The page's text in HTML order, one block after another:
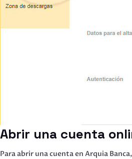
Abrir una cuenta
Para abrir una cuenta en Arquia